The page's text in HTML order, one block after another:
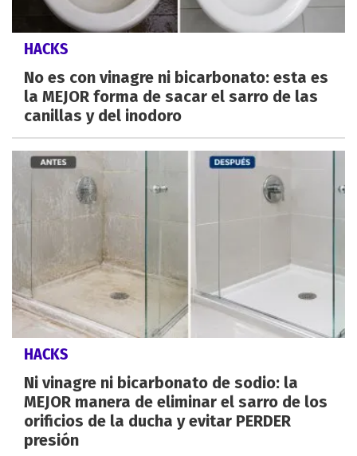
HACKS
No es con vinagre ni bicarbonato: esta es
la MEJOR forma de sacar el sarro de las
canillas y del inodoro
HACKS
Ni vinagre ni bicarbonato de sodio: la
MEJOR manera de eliminar el sarro de los
orificios de la ducha y evitar PERDER
presión